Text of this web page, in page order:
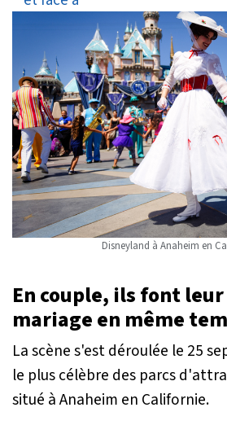
Disneyland à Anaheim en
En couple, ils font
mariage en même
La scène s'est déroulée le 25
le plus célèbre des parcs
situé à Anaheim en Californie.